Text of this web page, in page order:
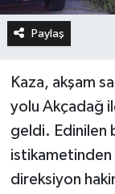
Paylaş
Kaza, akşam
yolu Akçadağ
geldi. Edinilen
istikametinden
direksiyon